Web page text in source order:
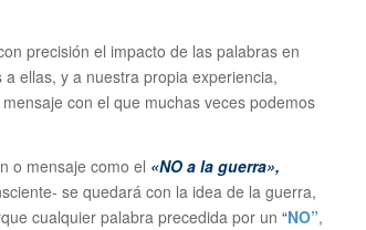
precisión el impacto de las palabras en
ellas, y a nuestra propia experiencia,
con el que muchas veces podemos
o mensaje como el «NO a la guerra»,
se quedará con la idea de la guerra,
cualquier palabra precedida por un “NO”,